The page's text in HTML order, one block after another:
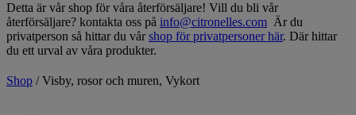
Detta är vår shop för våra återförsäljare! Vill du bli vår
återförsäljare? kontakta oss på info@citronelles.com Är du
privatperson så hittar du vår shop för privatpersoner här. Där hittar
du ett urval av våra produkter.
Shop / Visby, rosor och muren, Vykort